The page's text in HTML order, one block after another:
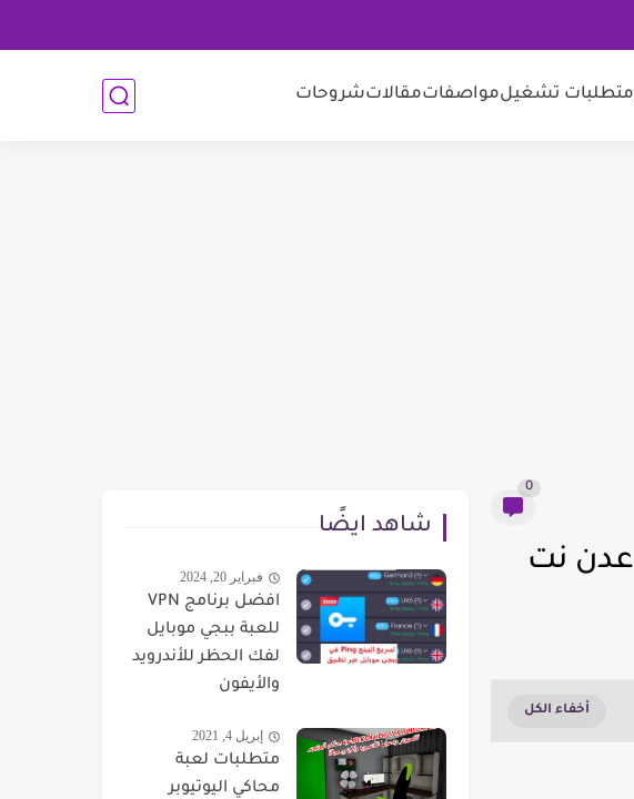
متطلبات تشغيلمواصفاتمقالاتشروحات
0
شاهد ايضًا
فبراير 20, 2024
افضل برنامج VPN
للعبة ببجي موبايل
لفك الحظر للأندرويد
والأيفون
إبريل 4, 2021
متطلبات لعبة
محاكي اليوتيوبر